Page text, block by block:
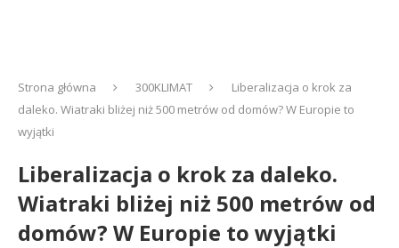
Strona główna 300KLIMAT
Liberalizacja o krok za
daleko. Wiatraki bliżej niż 500 metrów od domów? W Europie to
wyjątki
Liberalizacja o krok za daleko.
Wiatraki bliżej niż 500 metrów od
domów? W Europie to wyjątki